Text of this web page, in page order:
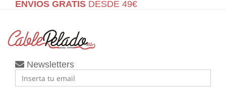
ENVIOS GRATIS DESDE 49€
Newsletters